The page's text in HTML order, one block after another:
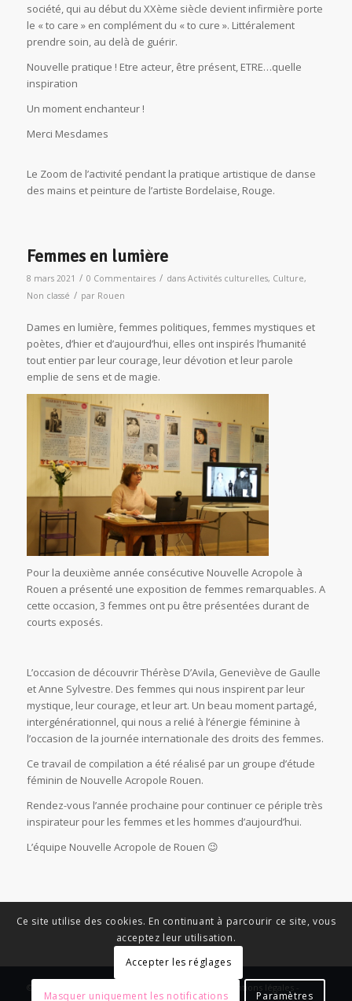
société, qui au début du XXème siècle devient infirmière porte
le « to care » en complément du « to cure ». Littéralement
prendre soin, au delà de guérir.
Nouvelle pratique ! Etre acteur, être présent, ETRE…quelle
inspiration
Un moment enchanteur !
Merci Mesdames
Le Zoom de l’activité pendant la pratique artistique de danse
des mains et peinture de l’artiste Bordelaise, Rouge.
Femmes en lumière
8 mars 2021 / 0 Commentaires / dans Activités culturelles, Culture,
Non classé / par Rouen
Dames en lumière, femmes politiques, femmes mystiques et
poètes, d’hier et d’aujourd’hui, elles ont inspirés l’humanité
tout entier par leur courage, leur dévotion et leur parole
emplie de sens et de magie.
Pour la deuxième année consécutive Nouvelle Acropole à
Rouen a présenté une exposition de femmes remarquables. A
cette occasion, 3 femmes ont pu être présentées durant de
courts exposés.
L’occasion de découvrir Thérèse D’Avila, Geneviève de Gaulle
et Anne Sylvestre. Des femmes qui nous inspirent par leur
mystique, leur courage, et leur art. Un beau moment partagé,
intergénérationnel, qui nous a relié à l’énergie féminine à
l’occasion de la journée internationale des droits des femmes.
Ce travail de compilation a été réalisé par un groupe d’étude
féminin de Nouvelle Acropole Rouen.
Rendez-vous l’année prochaine pour continuer ce périple très
inspirateur pour les femmes et les hommes d’aujourd’hui.
L’équipe Nouvelle Acropole de Rouen 😉
© Copyright - News Nouvelle Acropole - 2023 - Mentions légales -
Ce site utilise des cookies. En continuant à parcourir ce site, vous
acceptez leur utilisation.
Accepter les réglages
Masquer uniquement les notifications Paramètres